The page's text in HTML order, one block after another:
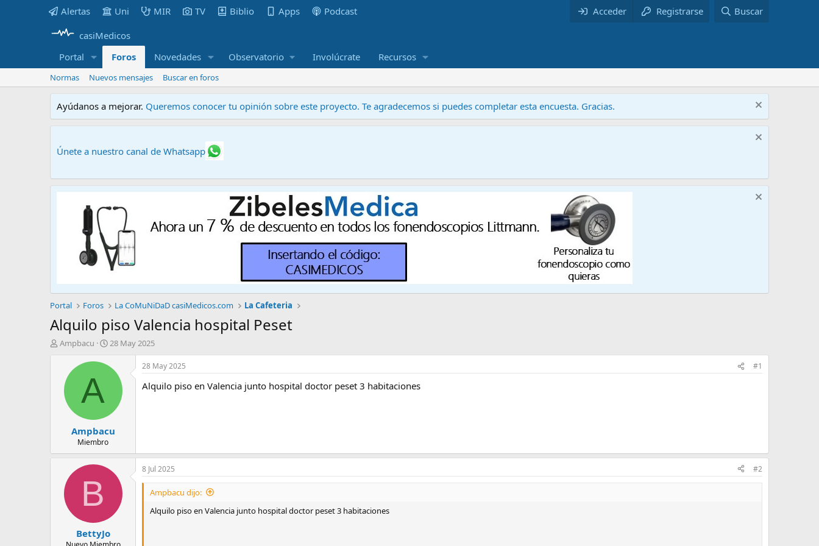
Alertas Uni MIR TV Biblio Apps Podcast Acceder Registrarse
Buscar
casiMedicos
Portal
Foros Novedades Observatorio Involúcrate Recursos
Normas Nuevos mensajes Buscar en foros
Ayúdanos a mejorar. Queremos conocer tu opinión sobre este proyecto. Te agradecemos si puedes completar esta encuesta. Gracias.
Únete a nuestro canal de Whatsapp
Portal Foros La CoMuNiDaD casiMedicos.com La Cafeteria
Alquilo piso Valencia hospital Peset
A
Ampbacu
F
c
n
c
o
28 May 2025
A
Ampbacu
Miembro
28 May 2025 #1
Alquilo piso en Valencia junto hospital doctor peset 3 habitaciones
B
BettyJo
8 Jul 2025 #2
Ampbacu dijo:
Alquilo piso en Valencia junto hospital doctor peset 3 habitaciones